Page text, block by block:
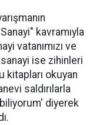
kavramıyla
vatanımızı ve
sanayi ise zihinleri
kitapları okuyan
saldırılarla
biliyorum' diyerek